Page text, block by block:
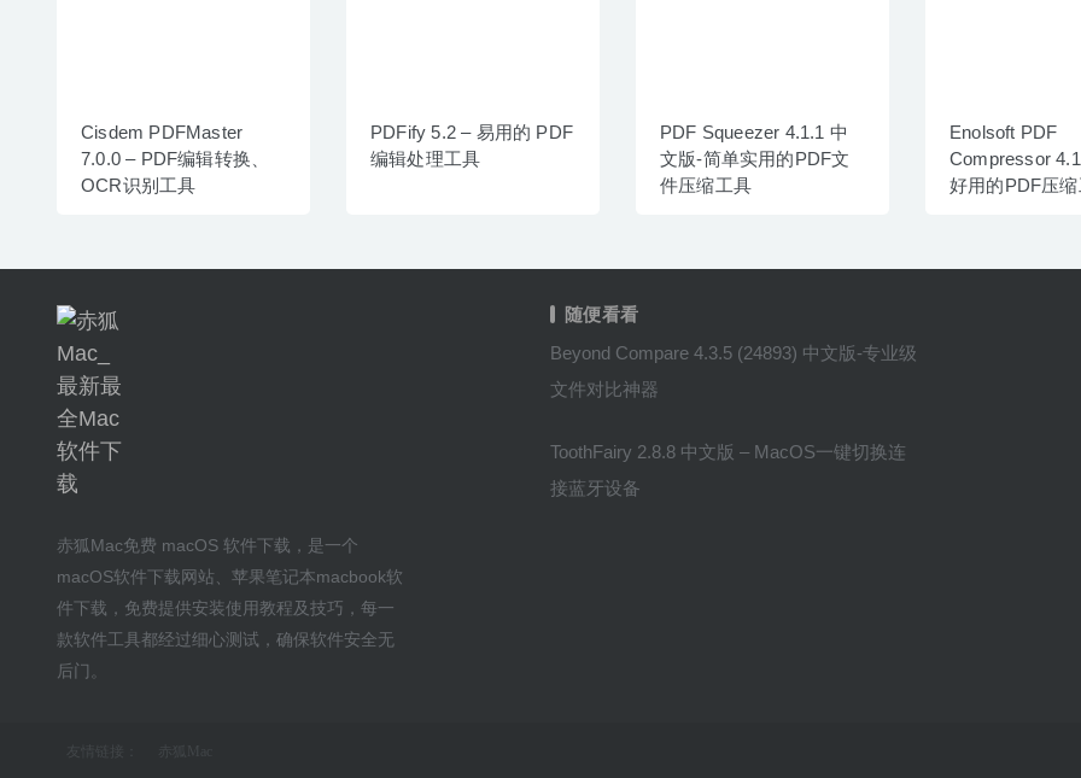
Cisdem PDFMaster
7.0.0 – PDF编辑转换、
OCR识别工具
PDFify 5.2 – 易用的 PDF
编辑处理工具
PDF Squeezer 4.1.1 中
文版-简单实用的PDF文
件压缩工具
Enolsoft PDF
Compressor
好用的PDF压
赤狐Mac免费 macOS 软件下载 ，是一个
macOS软件下载网站
苹果笔记本macbook软
件下载 ，免费提供安装使用教程及技巧 ，每一
款软件工具都经过细心测试，确保软件安全无
后门。
随便看看
Beyond Compare 4.3.5 (24893) 中文版-专业级
文件对比神器
ToothFairy 2.8.8 中文版 – MacOS一键切换连
接蓝牙设备
友情链接：